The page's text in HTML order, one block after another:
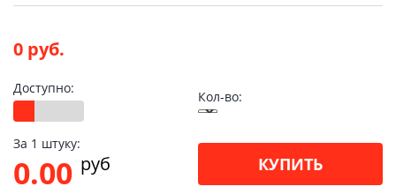
0 руб.
Доступно:
Кол-во:
За 1 штуку:
0.00 pуб КУПИТЬ